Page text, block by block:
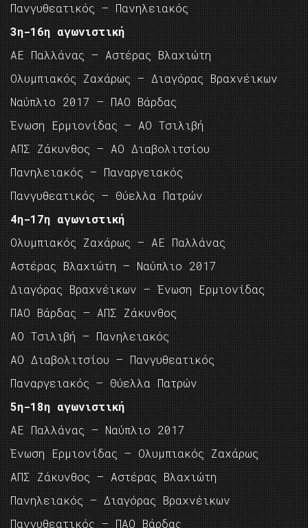
Πανγυθεατικός – Πανηλειακός
3η-16η αγωνιστική
ΑΕ Παλλάνας – Αστέρας Βλαχιώτη
Ολυμπιακός Ζαχάρως – Διαγόρας Βραχνέικων
Ναύπλιο 2017 – ΠΑΟ Βάρδας
Ένωση Ερμιονίδας – ΑΟ Τσιλιβή
ΑΠΣ Ζάκυνθος – ΑΟ Διαβολιτσίου
Πανηλειακός – Παναργειακός
Πανγυθεατικός – Θύελλα Πατρών
4η-17η αγωνιστική
Ολυμπιακός Ζαχάρως – ΑΕ Παλλάνας
Αστέρας Βλαχιώτη – Ναύπλιο 2017
Διαγόρας Βραχνέικων – Ένωση Ερμιονίδας
ΠΑΟ Βάρδας – ΑΠΣ Ζάκυνθος
ΑΟ Τσιλιβή – Πανηλειακός
ΑΟ Διαβολιτσίου – Πανγυθεατικός
Παναργειακός – Θύελλα Πατρών
5η-18η αγωνιστική
ΑΕ Παλλάνας – Ναύπλιο 2017
Ένωση Ερμιονίδας – Ολυμπιακός Ζαχάρως
ΑΠΣ Ζάκυνθος – Αστέρας Βλαχιώτη
Πανηλειακός – Διαγόρας Βραχνέικων
Πανγυθεατικός – ΠΑΟ Βάρδας